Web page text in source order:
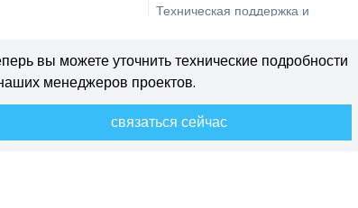
Техническая поддержка и
вы можете уточнить технические подробности
менеджеров проектов.
связаться сейчас